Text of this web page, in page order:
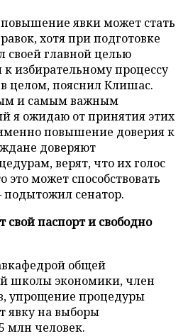
явки может стать
хотя при подготовке
своей главной целью
избирательному процессу
целом, пояснил Клишас.
и самым важным
я ожидаю от принятия этих
повышение доверия к
доверяют
верят, что их голос
это может способствовать
подытожил сенатор.
свой паспорт и свободно
общей
школы экономики, член
упрощение процедуры
явку на выборы
млн человек.